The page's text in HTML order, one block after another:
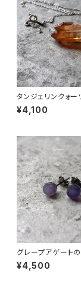
タンジェリンクォ
クレス 一点もの 鉱
ンドメイド アクセサ
¥4,100
グレープアゲート
一点もの 原石 天然
ルギー対応 ハンド
¥4,500